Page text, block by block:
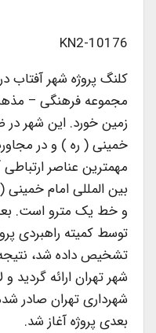
KN2-10176
مجموعه فرهنگی –
زمین خورد. این شهر
خمینی ( ره ) و در
مهمترین عناصر ارتباطی
بین المللی امام
و خط یک مترو است. بعد
توسط کمیته راهبردی
تشخیص داده شد،
شهر تهران ارائه گردید
شهرداری تهران صادر
بعدی پروژه آغاز شد.